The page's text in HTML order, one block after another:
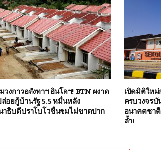
วงการอสังหาฯ อินโดฯ! BTN ผงาด
อยกู้บ้านรัฐ 5.5 หมื่นหลัง
าธิบดีปราโบโวชื่นชมไม่ขาดปาก
เปิดมิติใหม่
ครบวงจรบั
อนาคตชา
ล้ำ!